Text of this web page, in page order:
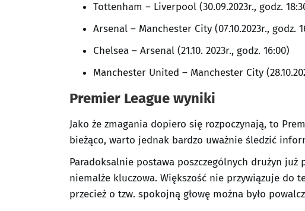
Tottenham – Liverpool (30.09.2023r., godz.
Arsenal – Manchester City (07.10.2023r., godz.
Chelsea – Arsenal (21.10. 2023r., godz. 16:00)
Manchester United – Manchester City
Premier League wyniki
Jako że zmagania dopiero się rozpoczynają, to
bieżąco, warto jednak bardzo uważnie śledzić
Paradoksalnie postawa poszczególnych drużyn
niemalże kluczowa. Większość nie przywiązuje do
przecież o tzw. spokojną głowę można było